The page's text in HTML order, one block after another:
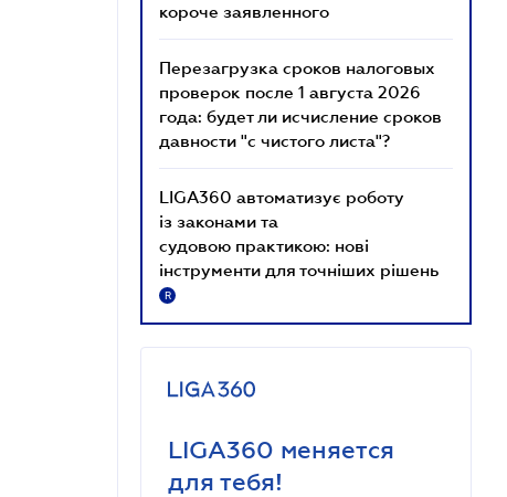
короче заявленного
Перезагрузка сроков налоговых
проверок после 1 августа 2026
года: будет ли исчисление сроков
давности "с чистого листа"?
LIGA360 автоматизує роботу
із законами та
судовою практикою: нові
інструменти для точніших рішень
R
LIGA360 меняется
для тебя!